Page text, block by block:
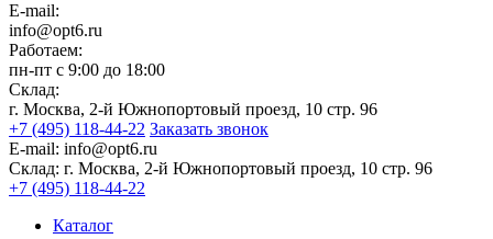
E-mail:
info@opt6.ru
Работаем:
пн-пт с 9:00 до 18:00
Склад:
г. Москва, 2-й Южнопортовый проезд, 10 стр. 96
+7 (495) 118-44-22 Заказать звонок
E-mail: info@opt6.ru
Склад: г. Москва, 2-й Южнопортовый проезд, 10 стр. 96
+7 (495) 118-44-22
Каталог